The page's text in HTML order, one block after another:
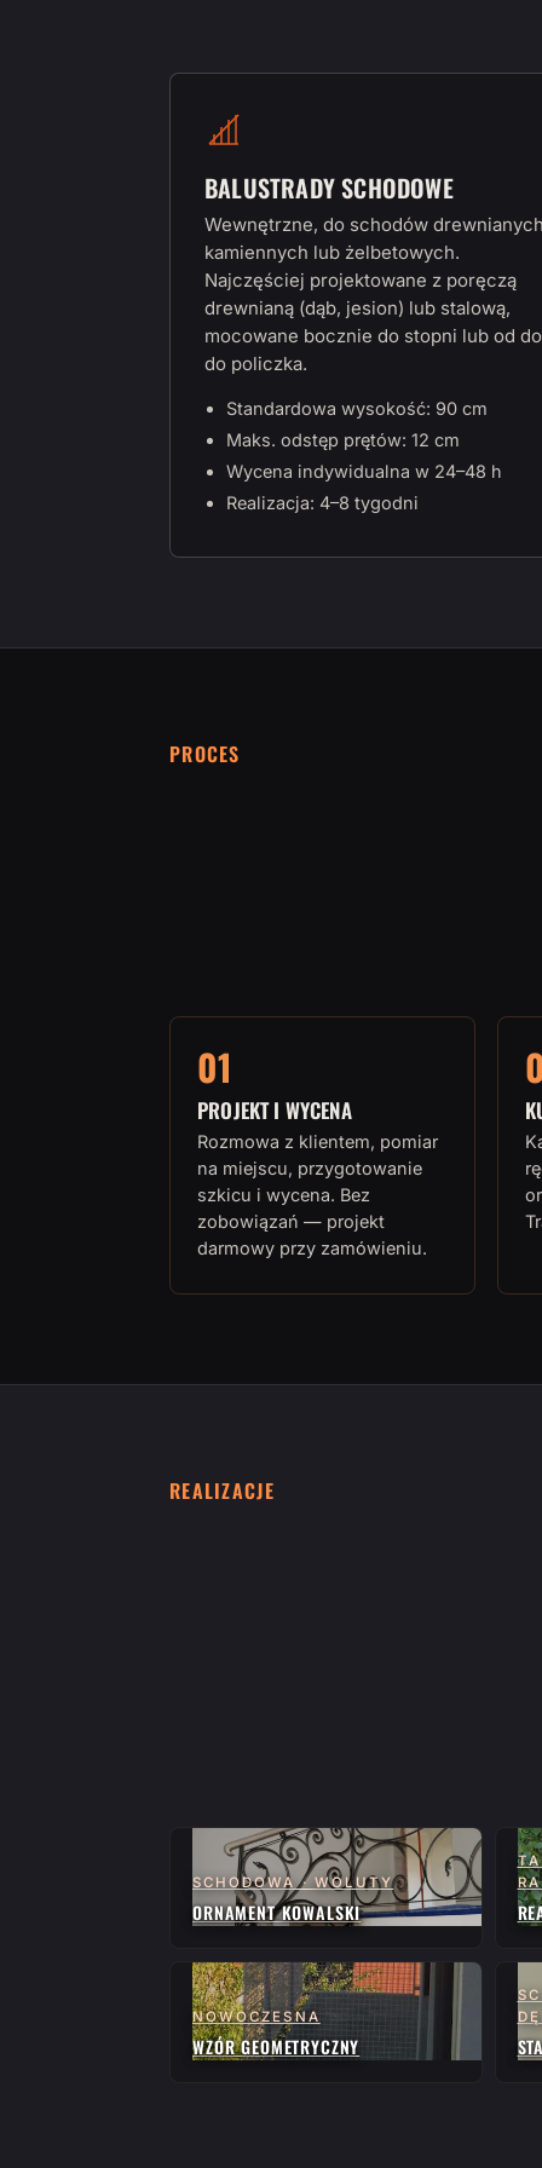
BALUSTRADY SCHODOWE
Wewnętrzne, do schodów
kamiennych lub żelbetowych.
Najczęściej projektowane z poręczą
drewnianą (dąb, jesion) lub stalową,
mocowane bocznie do stopni lub od
do policzka.
Standardowa wysokość: 90 cm
Maks. odstęp prętów: 12 cm
Wycena indywidualna w 24–48 h
Realizacja: 4–8 tygodni
PROCES
01
PROJEKT I WYCENA
Rozmowa z klientem, pomiar
na miejscu, przygotowanie
szkicu i wycena. Bez
zobowiązań — projekt
darmowy przy zamówieniu.
REALIZACJE
SCHODOWA · WOLUTY
ORNAMENT KOWALSKI
NOWOCZESNA
WZÓR GEOMETRYCZNY